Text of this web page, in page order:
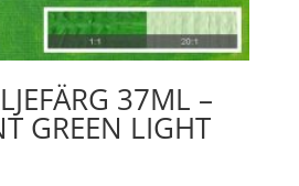
37ML –
GREEN LIGHT